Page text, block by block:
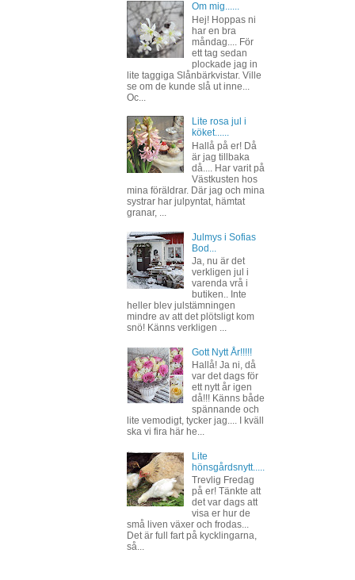
Om mig......
Hej! Hoppas ni
har en bra
måndag.... För
ett tag sedan
plockade jag in
lite taggiga Slånbärkvistar. Ville
se om de kunde slå ut inne...
Oc...
Lite rosa jul i
köket......
Hallå på er! Då
är jag tillbaka
då.... Har varit på
Västkusten hos
mina föräldrar. Där jag och mina
systrar har julpyntat, hämtat
granar, ...
Julmys i Sofias
Bod...
Ja, nu är det
verkligen jul i
varenda vrå i
butiken.. Inte
heller blev julstämningen
mindre av att det plötsligt kom
snö! Känns verkligen ...
Gott Nytt År!!!!!
Hallå! Ja ni, då
var det dags för
ett nytt år igen
då!!! Känns både
spännande och
lite vemodigt, tycker jag.... I kväll
ska vi fira här he...
Lite
hönsgårdsnytt.....
Trevlig Fredag
på er! Tänkte att
det var dags att
visa er hur de
små liven växer och frodas...
Det är full fart på kycklingarna,
så...